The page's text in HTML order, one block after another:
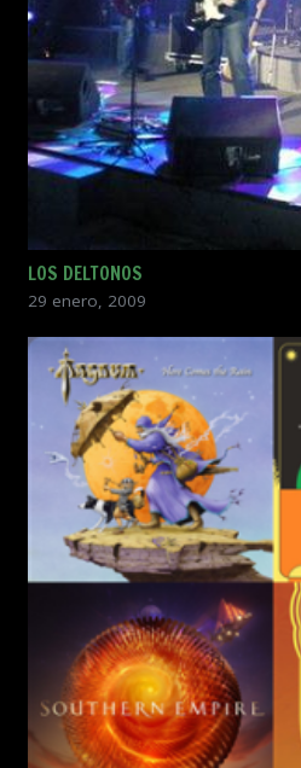
LOS DELTONOS
29 enero, 2009